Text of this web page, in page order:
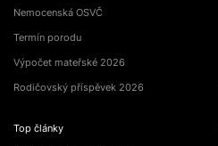
Nemocenská OSVČ
Termín porodu
Výpočet mateřské 2026
Rodičovský příspěvek 2026
Top články